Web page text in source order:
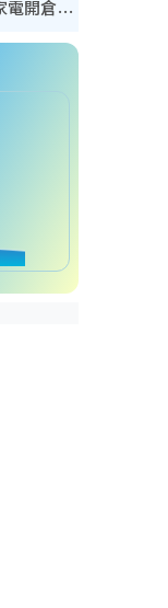
廚具開倉｜特福Tefal廚具/家電開倉低至3折！$220起買平底鍋/炒鑊/湯煲！電飯煲/吸塵機/燙斗$418起